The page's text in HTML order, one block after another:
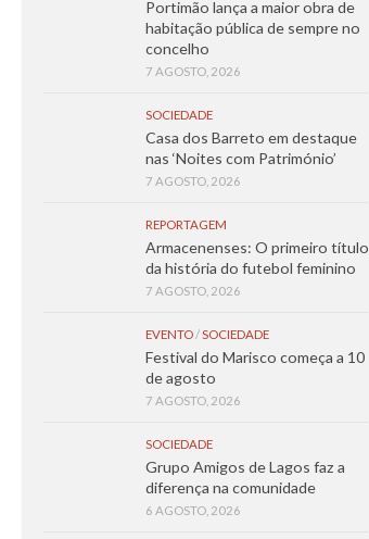
Portimão lança a maior obra de
habitação pública de sempre no
concelho
7 AGOSTO, 2026
SOCIEDADE
Casa dos Barreto em destaque
nas ‘Noites com Património’
7 AGOSTO, 2026
REPORTAGEM
Armacenenses: O primeiro título
da história do futebol feminino
7 AGOSTO, 2026
EVENTO/SOCIEDADE
Festival do Marisco começa a 10
de agosto
7 AGOSTO, 2026
SOCIEDADE
Grupo Amigos de Lagos faz a
diferença na comunidade
6 AGOSTO, 2026